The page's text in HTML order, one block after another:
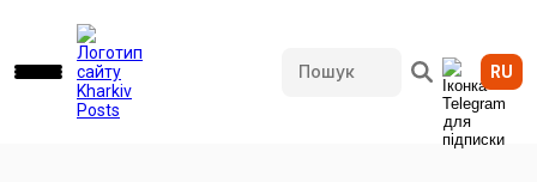
RU
1001 переглядів • 14.05.2026 13:28